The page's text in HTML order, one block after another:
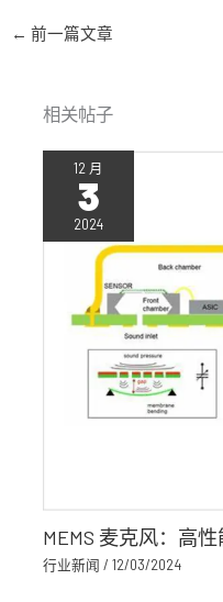
← 前一篇文章
相关帖子
12 月
3
2024
MEMS 麦克风：高
行业新闻 /12/03/2024